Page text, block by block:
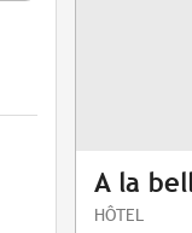
A la
HÔTEL